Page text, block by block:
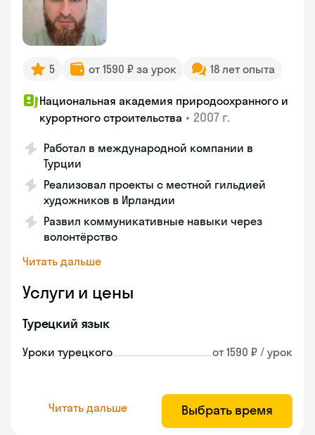
5 от 1590 ₽ за урок 18 лет опыта
Национальная академия природоохранного и
курортного строительства • 2007 г.
Работал в международной компании в
Турции
Реализовал проекты с местной гильдией
художников в Ирландии
Развил коммуникативные навыки через
волонтёрство
Читать дальше
Услуги и цены
Турецкий язык
Уроки турецкого от 1590 ₽ / урок
Читать дальше Выбрать время